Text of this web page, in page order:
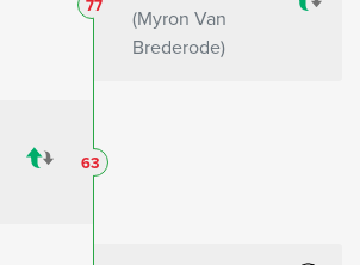
Myron Van
Brederode
77
63